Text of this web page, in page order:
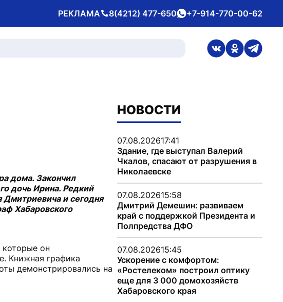
РЕКЛАМА
Телефон 8(4212) 477-650whatsApp
+7-914-770-00-62
ссылка на
ссылка на
дома. Закончил
дочь Ирина. Редкий
Дмитриевича и сегодня
Хабаровского
которые он
Книжная графика
демонстрировались на
НОВОСТИ
07.08.202617:41
Здание, где выступал Валерий
Чкалов, спасают от разрушения в
Николаевске
07.08.202615:58
Дмитрий Демешин: развиваем
край с поддержкой Президента и
Полпредства ДФО
07.08.202615:45
Ускорение с комфортом:
«Ростелеком» построил оптику
еще для 3 000 домохозяйств
Хабаровского края